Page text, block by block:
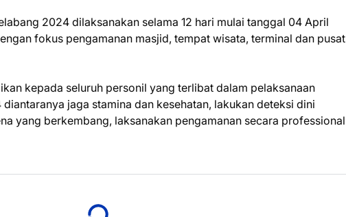
2024 dilaksanakan selama 12 hari mulai tanggal 04 April
fokus pengamanan masjid, tempat wisata, terminal dan pusat
kepada seluruh personil yang terlibat dalam pelaksanaan
jaga stamina dan kesehatan, lakukan deteksi dini
yang berkembang, laksanakan pengamanan secara professional